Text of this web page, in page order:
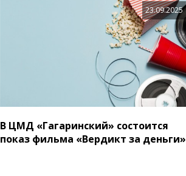
23.09.2025
В ЦМД «Гагаринский» состоится
показ фильма «Вердикт за деньги»